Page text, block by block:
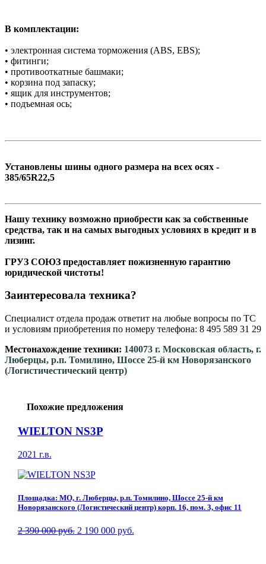
В комплектации:
• электронная система торможения (АBS, EBS);
• фитинги;
• противооткатные башмаки;
• корзина под запаску;
• ящик для инструментов;
• подъемная ось;
Установлены шины одного размера на всех осях -
385/65R22,5
Нашу технику возможно приобрести как за собственные
средства, так и на самых выгодных условиях в кредит и в
лизинг.
ГРУЗ СОЮЗ предоставляет пожизненную гарантию
юридической чистоты!
Заинтересовала техника?
Специалист отдела продаж ответит на любые вопросы по ТС
и условиям приобретения по номеру телефона: 8 495 589 31 29
Местонахождение техники: 140073 г. Московская область, г.
Люберцы, р.п. Томилино, Шоссе 25-й км Новорязанского
(Логистичестический центр)
Похожие предложения
WIELTON NS3P
2021 г.в.
Площадка: МО, г. Люберцы, р.п. Томилино, Шоссе 25-й км
Новорязанского (Логистический центр) корп. 16, пом. 3, офис 11
2 390 000 руб. 2 190 000 руб.